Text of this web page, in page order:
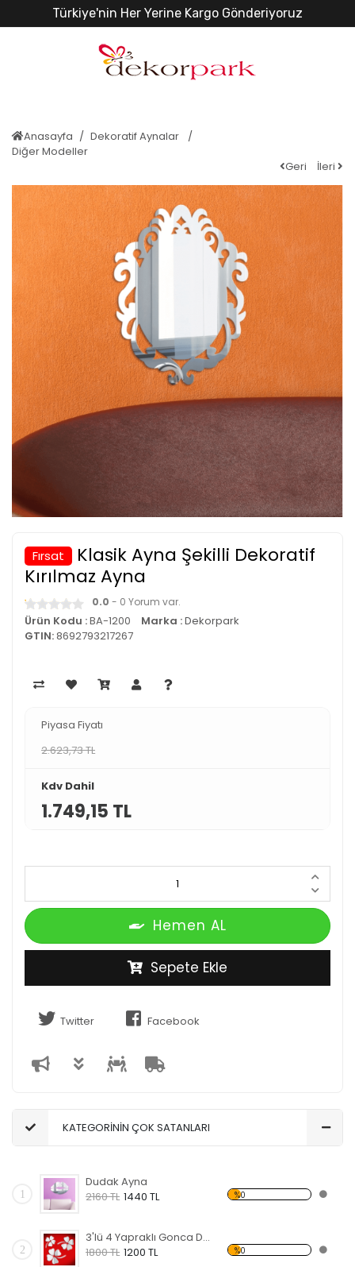
Türkiye'nin Her Yerine Kargo Gönderiyoruz
Anasayfa
Dekoratif Aynalar
Diğer Modeller
Geri
İleri
Fırsat
Klasik Ayna Şekilli Dekoratif
Kırılmaz Ayna
0.0 - 0 Yorum var.
Ürün Kodu :BA-1200 Marka :Dekorpark
GTIN:8692793217267
Piyasa Fiyatı
2.623,73 TL
Kdv Dahil
1.749,15 TL
Hemen AL
Sepete Ekle
Twitter Facebook
KATEGORİNİN ÇOK SATANLARI
1
Dudak Ayna
2160 TL 1440 TL %0
2
3'lü 4 Yapraklı Gonca Dekoratif Kırılmaz Ayna
1800 TL 1200 TL %0